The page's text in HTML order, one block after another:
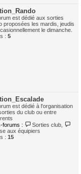
est dédié aux sorties
proposées les mardis, jeudis
le dimanche.
: 5
est dédié à l'organisation
du club ou entre
forums :
Sorties club
aux équipiers
: 15